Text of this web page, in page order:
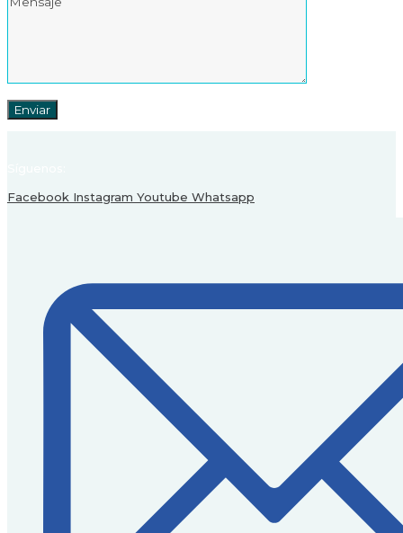
Facebook Instagram Youtube Whatsapp